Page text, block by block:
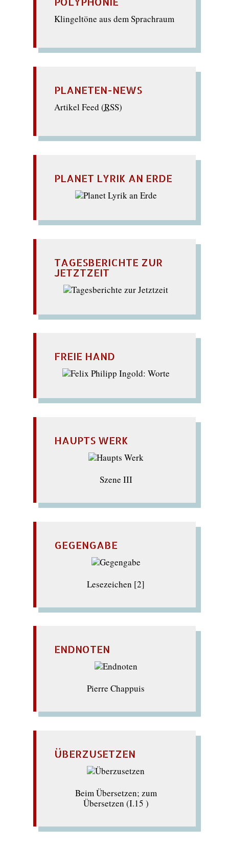
Klingeltöne aus dem Sprachraum
PLANETEN-NEWS
Artikel Feed (RSS)
PLANET LYRIK AN ERDE
TAGESBERICHTE ZUR
JETZTZEIT
FREIE HAND
HAUPTS WERK
Szene III
GEGENGABE
Lesezeichen [2]
ENDNOTEN
Pierre Chappuis
ÜBERZUSETZEN
Beim Übersetzen; zum
Übersetzen (I.15 )